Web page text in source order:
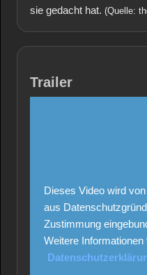
sie gedacht hat. (Quelle:
Trailer
Dieses Video wird
aus
Zustimmung
Weitere Informationen